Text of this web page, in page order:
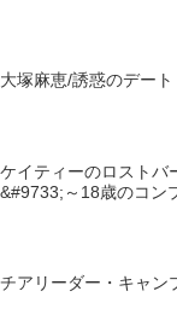
大塚麻恵/誘惑のデート
ケイティーのロストバ
&#9733;～18歳のコン
チアリーダー・キャン